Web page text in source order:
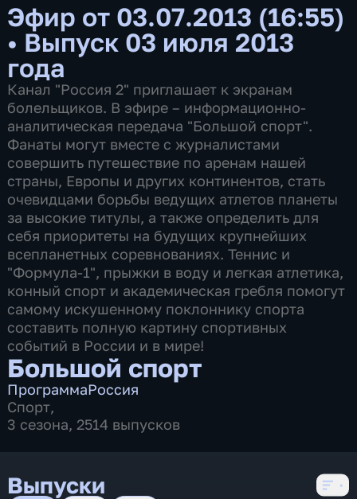
Эфир от 03.07.2013 (16:55)
• Выпуск 03 июля 2013
года
Канал "Россия 2" приглашает к экранам
болельщиков. В эфире – информационно-
аналитическая передача "Большой спорт".
Фанаты могут вместе с журналистами
совершить путешествие по аренам нашей
страны, Европы и других континентов, стать
очевидцами борьбы ведущих атлетов планеты
за высокие титулы, а также определить для
себя приоритеты на будущих крупнейших
всепланетных соревнованиях. Теннис и
"Формула-1", прыжки в воду и легкая атлетика,
конный спорт и академическая гребля помогут
самому искушенному поклоннику спорта
составить полную картину спортивных
событий в России и в мире!
Большой спорт
ПрограммаРоссия
Спорт,
3 сезона, 2514 выпусков
Выпуски